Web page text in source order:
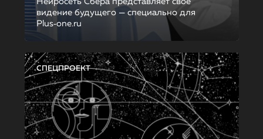
видение будущего — специально для
Plus‑one.ru
СПЕЦПРОЕКТ